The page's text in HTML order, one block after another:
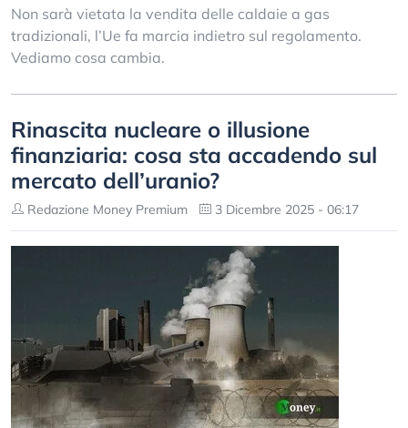
Non sarà vietata la vendita delle caldaie a gas
tradizionali, l’Ue fa marcia indietro sul regolamento.
Vediamo cosa cambia.
Rinascita nucleare o illusione
finanziaria: cosa sta accadendo sul
mercato dell’uranio?
Redazione Money Premium 3 Dicembre 2025 - 06:17